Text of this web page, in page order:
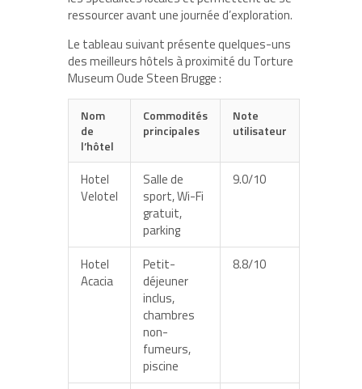
ressourcer avant une journée d’exploration.
Le tableau suivant présente quelques-uns
des meilleurs hôtels à proximité du Torture
Museum Oude Steen Brugge :
Nom
de
l’hôtel
Commodités
principales
Note
utilisateur
Hotel
Velotel
Salle de
sport, Wi-Fi
gratuit,
parking
9.0/10
Hotel
Acacia
Petit-
déjeuner
inclus,
chambres
non-
fumeurs,
piscine
8.8/10